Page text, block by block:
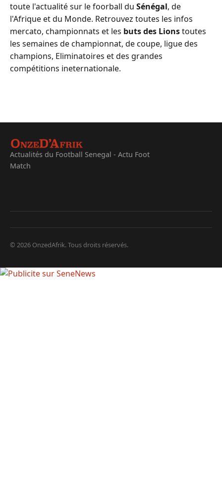
toute l'actualité sur le foorball du Sénégal, de
l'Afrique et du Monde. Retrouvez toutes les infos
mercato, championnats et les buts des Lionstoutes
les semaines de championnat, de coupe, ligue des
champions, Eliminatoires et des grandes
compétitions ineternationale.
Actualités du Football Senegal - Actu Foot
Match
© 2026 OnzedAfrik. Tous droits réservés.